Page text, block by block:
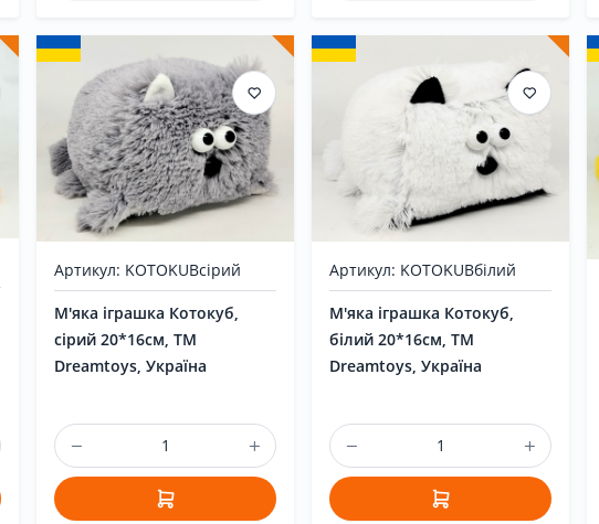
Артикул: KOTOKUBсірий
М'яка іграшка Котокуб,
сірий 20*16см, ТМ
Dreamtoys, Україна
Артикул: KOTOKUBбілий
М'яка іграшка Котокуб,
білий 20*16см, ТМ
Dreamtoys, Україна